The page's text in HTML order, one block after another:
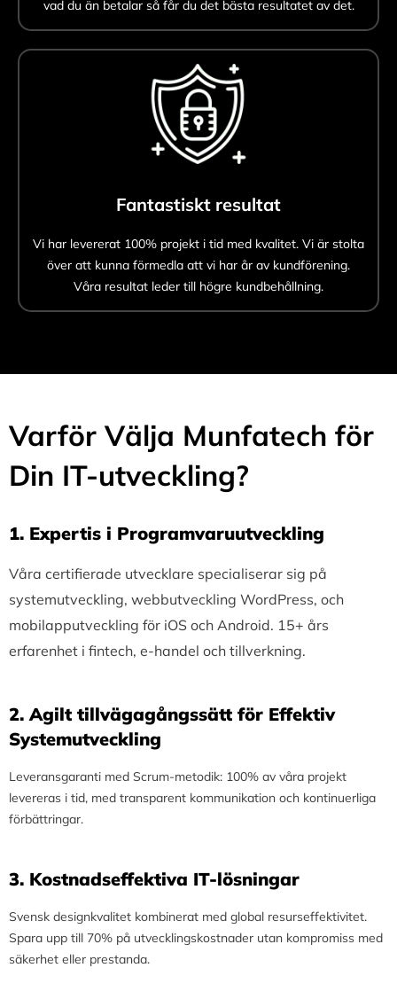
vad du än betalar så får du det bästa resultatet av det.
Fantastiskt resultat
Vi har levererat 100% projekt i tid med kvalitet. Vi är stolta
över att kunna förmedla att vi har år av kundförening.
Våra resultat leder till högre kundbehållning.
Varför Välja Munfatech för
Din IT-utveckling?
1.⁠ ⁠Expertis i Programvaruutveckling
Våra certifierade utvecklare specialiserar sig på
systemutveckling, webbutveckling WordPress, och
mobilapputveckling för iOS och Android. 15+ års
erfarenhet i fintech, e-handel och tillverkning.
2.⁠ ⁠Agilt tillvägagångssätt för Effektiv
Systemutveckling
Leveransgaranti med Scrum-metodik: 100% av våra projekt
levereras i tid, med transparent kommunikation och kontinuerliga
förbättringar.
3.⁠ ⁠Kostnadseffektiva IT-lösningar
Svensk designkvalitet kombinerat med global resurseffektivitet.
Spara upp till 70% på utvecklingskostnader utan kompromiss med
säkerhet eller prestanda.